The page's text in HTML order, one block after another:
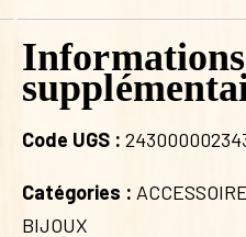
KREAInformations
Code UGS :
Catégories :
BIJOUX